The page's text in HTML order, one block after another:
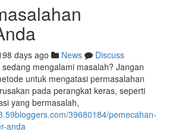
days ago News
Discuss
mengalami masalah? Jangan
untuk mengatasi permasalahan
pada perangkat keras, seperti
yang bermasalah,
39680184/pemecahan-
anda